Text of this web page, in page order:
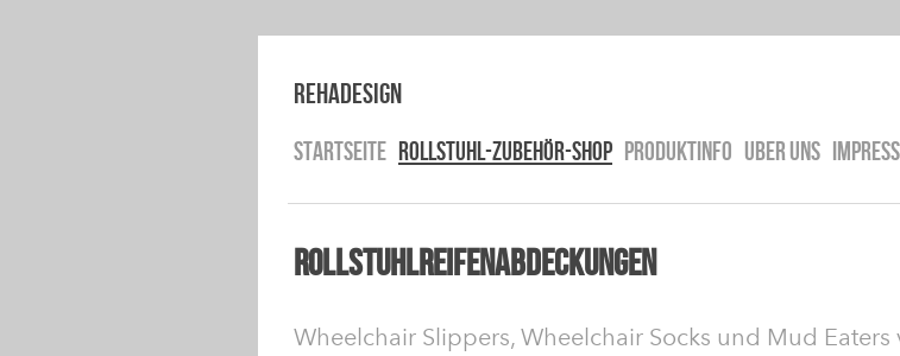
RehaDesign
STARTSEITE ROLLSTUHL-ZUBEHÖR-SHOP PRODUKTINFO UBER UNS
Rollstuhlreifenabdeckungen
Wheelchair Slippers, Wheelchair Socks und Mud